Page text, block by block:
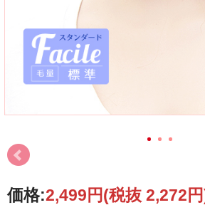
価格:2,499円(税抜 2,272